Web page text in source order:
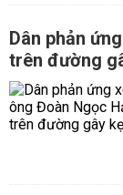
Dân phản
trên đường